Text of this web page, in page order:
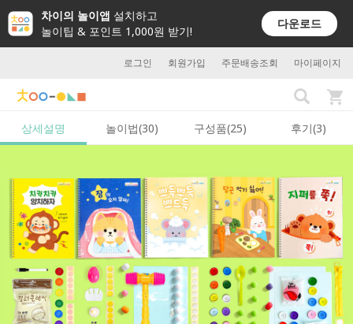
차이의 놀이앱 설치하고
놀이팁 & 포인트 1,000원 받기!
다운로드
로그인 회원가입 주문배송조회 마이페이지
상세설명 놀이법(30) 구성품(25) 후기(3)